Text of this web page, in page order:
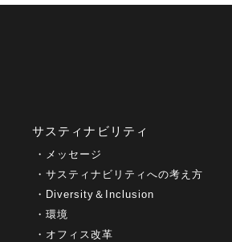
サスティナビリティ
メッセージ
サスティナビリティへの考え方
Diversity＆Inclusion
環境
オフィス改革